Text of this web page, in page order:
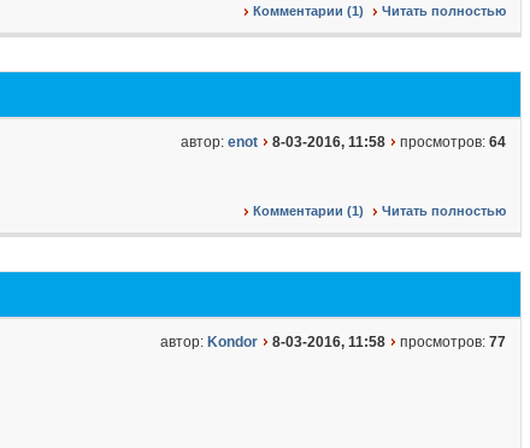
Комментарии (1) Читать полностью
автор: enot 8-03-2016, 11:58 просмотров: 64
Комментарии (1) Читать полностью
автор: Kondor 8-03-2016, 11:58 просмотров: 77